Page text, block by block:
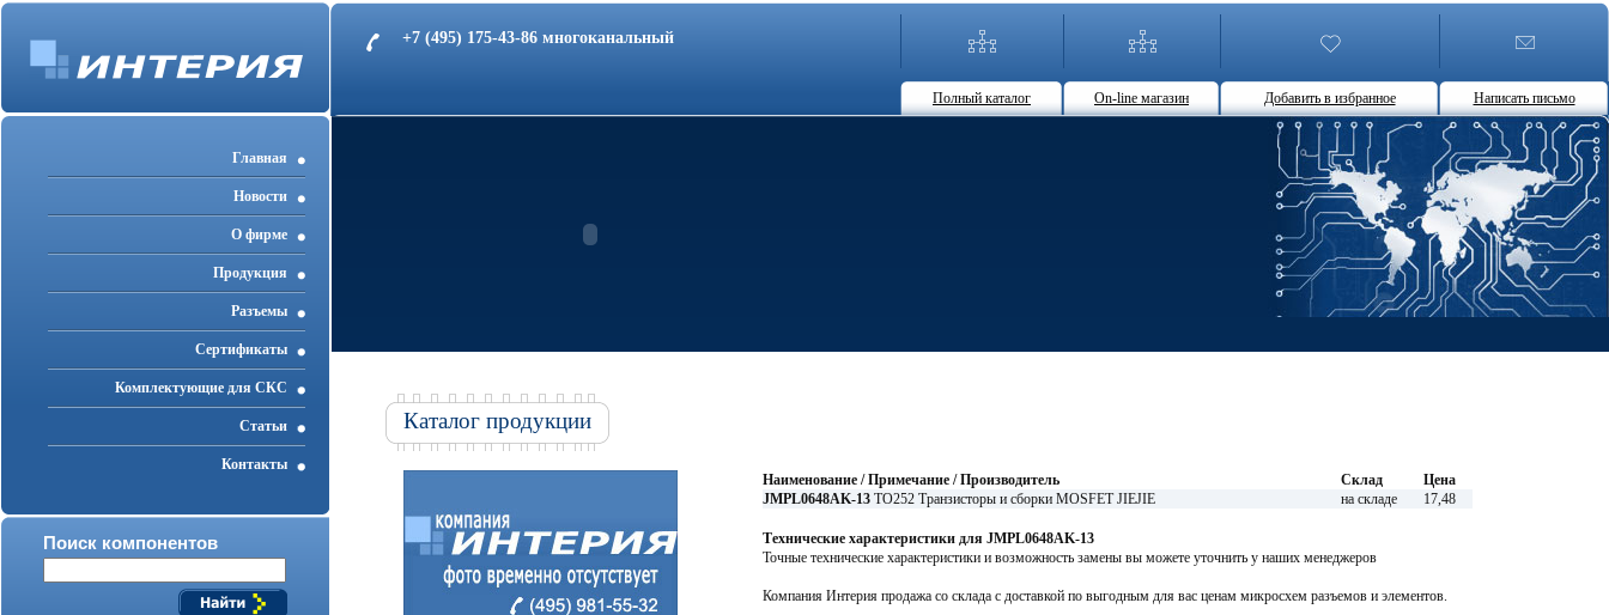
+7 (495) 175-43-86 многоканальный
Полный каталог On-line магазин Добавить в избранное Написать письмо
Главная
Новости
О фирме
Продукция
Разъемы
Cертификаты
Комплектующие для СКС
Статьи
Контакты
Поиск компонентов
Каталог продукции
Наименование / Примечание / Производитель Склад
Цена
JMPL0648AK-13 TO252 Транзисторы и сборки MOSFET JIEJIE на складе 17,48
Технические характеристики для JMPL0648AK-13
Точные технические характеристики и возможность замены вы можете уточнить у наших менеджеров
Компания Интерия продажа со склада с доставкой по выгодным для вас ценам микросхем разъемов и элементов.